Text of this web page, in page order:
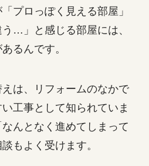
プロっぽく見える部屋」
…」と感じる部屋には、
るんです。
は、リフォームのなかで
工事として知られていま
んとなく進めてしまって
もよく受けます。